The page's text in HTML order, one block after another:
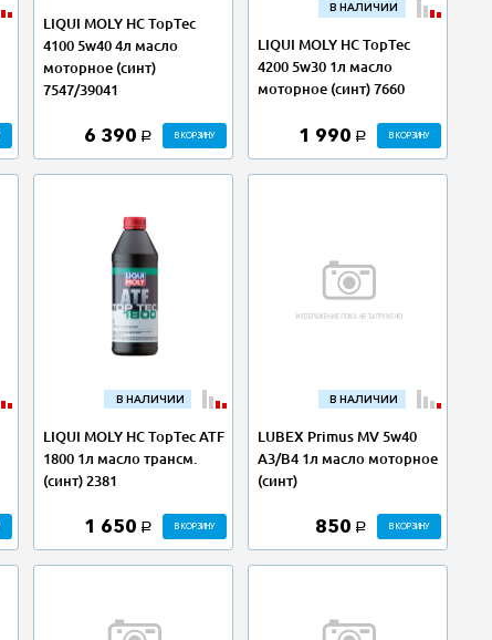
LIQUI MOLY НС TopTec
4100 5w40 4л масло
моторное (синт)
7547/39041
6 390 a В КОРЗИНУ
В НАЛИЧИИ
LIQUI MOLY НС TopTec
4200 5w30 1л масло
моторное (синт) 7660
1 990 a В КОРЗИНУ
В НАЛИЧИИ
LIQUI MOLY НС TopTec ATF
1800 1л масло трансм.
(синт) 2381
1 650 a В КОРЗИНУ
В НАЛИЧИИ
LUBEX Primus MV 5w40
A3/B4 1л масло моторное
(синт)
850 a В КОРЗИНУ